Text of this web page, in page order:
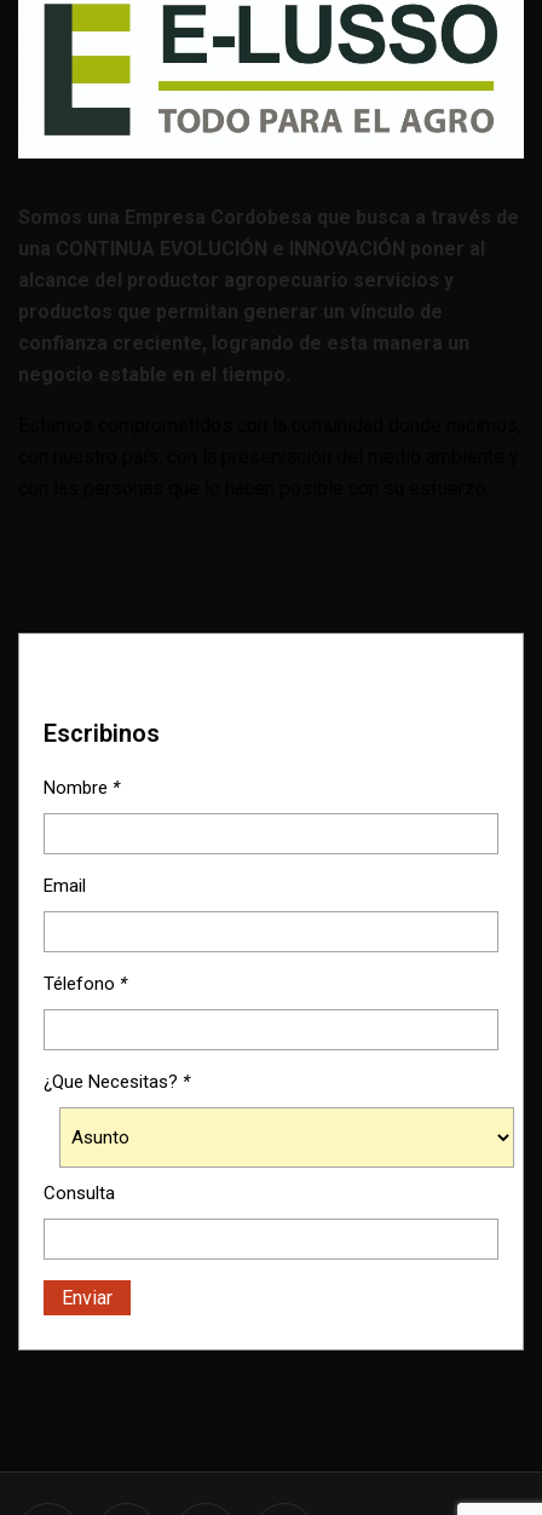
Somos una Empresa Cordobesa que busca a través de
una CONTINUA EVOLUCIÓN e INNOVACIÓN poner al
alcance del productor agropecuario servicios y
productos que permitan generar un vínculo de
confianza creciente, logrando de esta manera un
negocio estable en el tiempo.
Escribinos
Nombre *
Email
Télefono *
¿Que Necesitas? *
Consulta